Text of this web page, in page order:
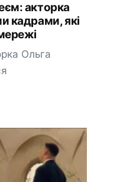
акторка
кадрами, які
Ольга